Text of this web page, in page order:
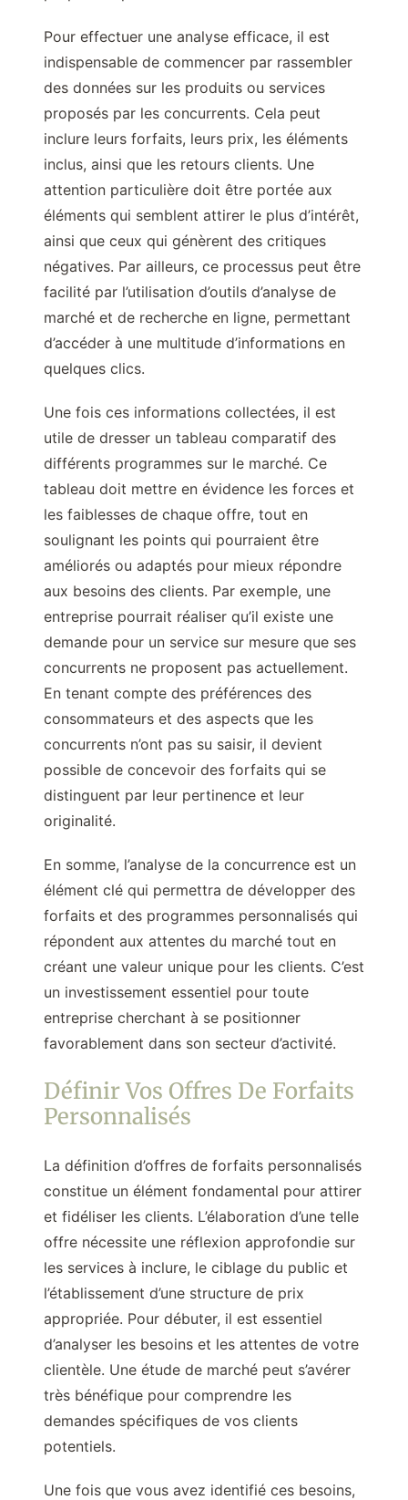
Pour effectuer une analyse efficace, il est
indispensable de commencer par rassembler
des données sur les produits ou services
proposés par les concurrents. Cela peut
inclure leurs forfaits, leurs prix, les éléments
inclus, ainsi que les retours clients. Une
attention particulière doit être portée aux
éléments qui semblent attirer le plus d’intérêt,
ainsi que ceux qui génèrent des critiques
négatives. Par ailleurs, ce processus peut être
facilité par l’utilisation d’outils d’analyse de
marché et de recherche en ligne, permettant
d’accéder à une multitude d’informations en
quelques clics.
Une fois ces informations collectées, il est
utile de dresser un tableau comparatif des
différents programmes sur le marché. Ce
tableau doit mettre en évidence les forces et
les faiblesses de chaque offre, tout en
soulignant les points qui pourraient être
améliorés ou adaptés pour mieux répondre
aux besoins des clients. Par exemple, une
entreprise pourrait réaliser qu’il existe une
demande pour un service sur mesure que ses
concurrents ne proposent pas actuellement.
En tenant compte des préférences des
consommateurs et des aspects que les
concurrents n’ont pas su saisir, il devient
possible de concevoir des forfaits qui se
distinguent par leur pertinence et leur
originalité.
En somme, l’analyse de la concurrence est un
élément clé qui permettra de développer des
forfaits et des programmes personnalisés qui
répondent aux attentes du marché tout en
créant une valeur unique pour les clients. C’est
un investissement essentiel pour toute
entreprise cherchant à se positionner
favorablement dans son secteur d’activité.
Définir Vos Offres De Forfaits
Personnalisés
La définition d’offres de forfaits personnalisés
constitue un élément fondamental pour attirer
et fidéliser les clients. L’élaboration d’une telle
offre nécessite une réflexion approfondie sur
les services à inclure, le ciblage du public et
l’établissement d’une structure de prix
appropriée. Pour débuter, il est essentiel
d’analyser les besoins et les attentes de votre
clientèle. Une étude de marché peut s’avérer
très bénéfique pour comprendre les
demandes spécifiques de vos clients
potentiels.
Une fois que vous avez identifié ces besoins,